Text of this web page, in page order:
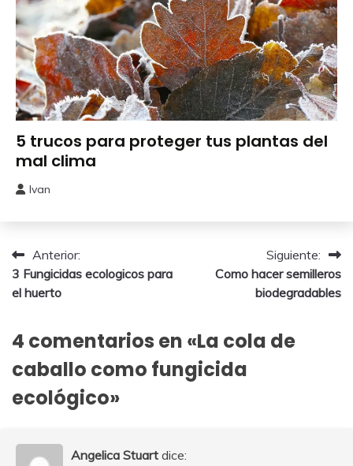
Cuidados
del
Huerto
5 trucos para proteger tus plantas del
mal clima
enero,
Ivan
Navegación
de
Anterior:
3 Fungicidas ecologicos para
el huerto
Siguiente:
Como hacer semilleros
biodegradables
4 comentarios en «La cola de
caballo como fungicida
ecológico»
Angelica Stuart dice: